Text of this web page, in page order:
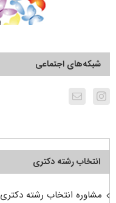
شبکه‌های اجتماعی
انتخاب رشته دکتری
مشاوره انتخاب رشته دکتری